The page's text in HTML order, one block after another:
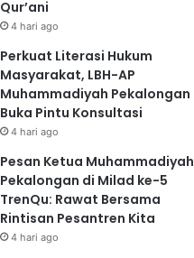
Qur’ani
4 hari ago
Perkuat Literasi Hukum
Masyarakat, LBH-AP
Muhammadiyah Pekalongan
Buka Pintu Konsultasi
4 hari ago
Pesan Ketua Muhammadiyah
Pekalongan di Milad ke-5
TrenQu: Rawat Bersama
Rintisan Pesantren Kita
4 hari ago